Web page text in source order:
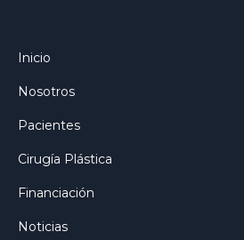
Inicio
Nosotros
Pacientes
Cirugía Plástica
Financiación
Noticias